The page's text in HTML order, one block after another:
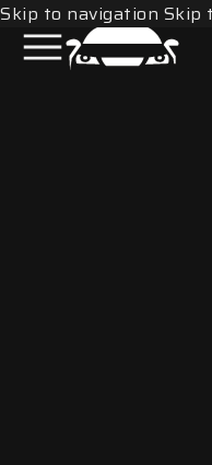
Skip to navigation Skip